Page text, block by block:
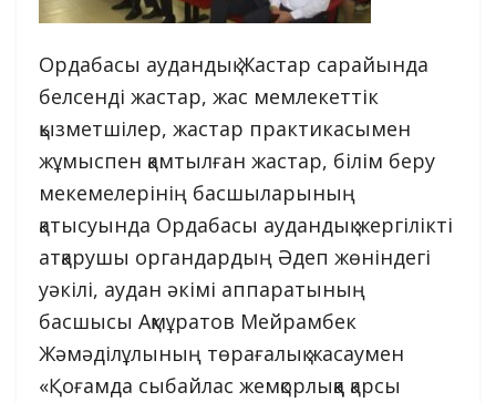
Ордабасы аудандық Жастар сарайында
белсенді жастар, жас мемлекеттік
қызметшілер, жастар практикасымен
жұмыспен қамтылған жастар, білім беру
мекемелерінің басшыларының
қатысуында Ордабасы аудандық жергілікті
атқарушы органдардың Әдеп жөніндегі
уәкілі, аудан әкімі аппаратының
басшысы Ақмұратов Мейрамбек
Жәмәділұлының төрағалық жасаумен
«Қоғамда сыбайлас жемқорлыққа қарсы